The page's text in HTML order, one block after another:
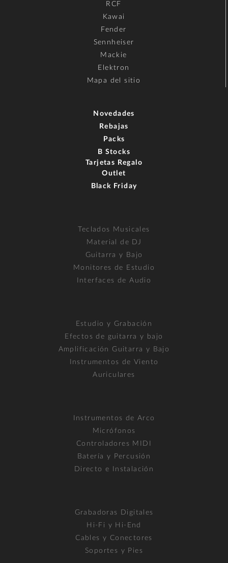
RCF
Kawai
Fender
Sennheiser
Mackie
Elektron
Mapa del sitio
Novedades
Rebajas
Packs
B Stocks
Tarjetas Regalo
Outlet
Black Friday
Teclados Musicales
Material de DJ
Guitarra y Bajo
Monitores de Estudio
Interfaces de Audio
Estudio y Grabación
Efectos de guitarra y bajo
Amplificación Guitarra y Bajo
Instrumentos de Viento
Auriculares
Instrumentos de Arco
Micrófonos
Controladores MIDI
Batería y Percusión
Directo e Instalación
Grabadoras Digitales
Hi-Fi y Hi-End
Cables y Conectores
Soportes y Pies